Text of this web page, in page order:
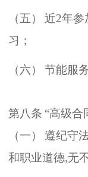
（五） 近2年参
习 ；
（六） 节能服
第八条 “高级合
（一） 遵纪守
和职业道德,无